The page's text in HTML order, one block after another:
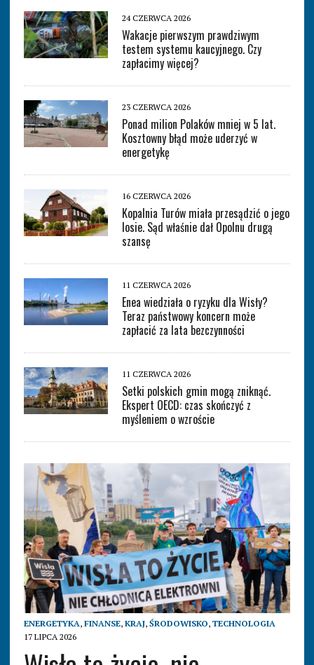
24 CZERWCA 2026
Wakacje pierwszym prawdziwym
testem systemu kaucyjnego. Czy
zapłacimy więcej?
23 CZERWCA 2026
Ponad milion Polaków mniej w 5 lat.
Kosztowny błąd może uderzyć w
energetykę
16 CZERWCA 2026
Kopalnia Turów miała przesądzić o jego
losie. Sąd właśnie dał Opolnu drugą
szansę
11 CZERWCA 2026
Enea wiedziała o ryzyku dla Wisły?
Teraz państwowy koncern może
zapłacić za lata bezczynności
11 CZERWCA 2026
Setki polskich gmin mogą zniknąć.
Ekspert OECD: czas skończyć z
myśleniem o wzroście
ENERGETYKA, FINANSE, KRAJ, ŚRODOWISKO, TECHNOLOGIA
17 LIPCA 2026